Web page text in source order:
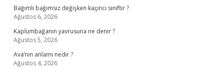
Bağımlı bağımsız değişken kaçıncı sınıftır ?
Ağustos 6, 2026
Kaplumbağanın yavrusuna ne denir ?
Ağustos 5, 2026
Ava’nın anlamı nedir ?
Ağustos 4, 2026